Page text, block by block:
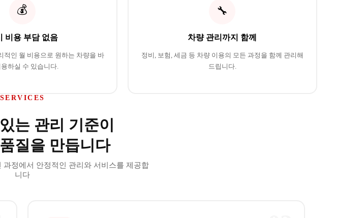
💰
비용 부담 없음
적인 월 비용으로 원하는 차량을 바
용하실 수 있습니다.
🔧
차량 관리까지 함께
정비, 보험, 세금 등 차량 이용의 모든 과정을 함께 관리해
드립니다.
SERVICES
는 관리 기준이
질을 만듭니다
과정에서 안정적인 관리와 서비스를 제공합
니다